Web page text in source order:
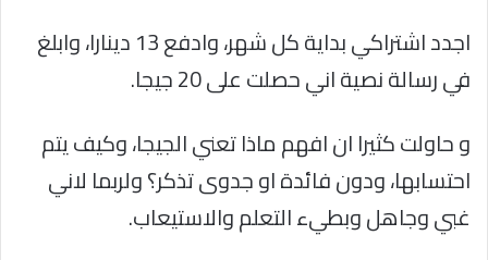
اجدد اشتراكي بداية كل شهر، وادفع 13 دينارا، وابلغ
في رسالة نصية اني حصلت على 20 جيجا.
و حاولت كثيرا ان افهم ماذا تعني الجيجا، وكيف يتم
احتسابها، ودون فائدة او جدوى تذكر؟ ولربما لاني
غبي وجاهل وبطيء التعلم والاستيعاب.